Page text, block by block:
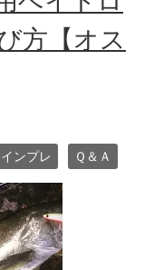
方【オス
ンプレ Ｑ＆Ａ